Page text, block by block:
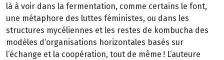
là à voir dans la fermentation, comme certains le font,
une métaphore des luttes féministes, ou dans les
structures mycéliennes et les restes de kombucha des
modèles d‘organisations horizontales basés sur
l‘échange et la coopération, tout de même ! L‘auteure